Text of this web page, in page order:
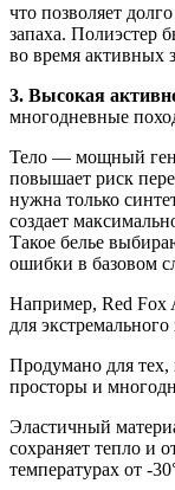
что позволяет
запаха. Полиэстер
во время активных
3. Высокая
многодневные
Тело — мощный
повышает риск
нужна только
создает
Такое белье
ошибки в базовом
Например, Red
для
Продумано для тех,
просторы и
Эластичный
сохраняет тепло и
температурах от -